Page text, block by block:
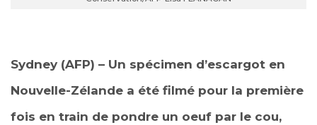
Sydney (AFP) – Un spécimen d’escargot en
Nouvelle-Zélande a été filmé pour la première
fois en train de pondre un oeuf par le cou,